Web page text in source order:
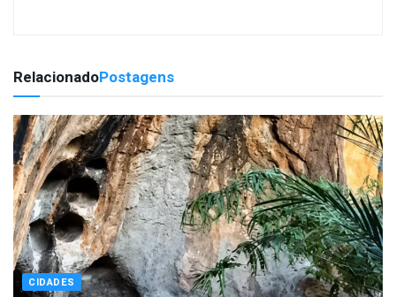
RelacionadoPostagens
CIDADES